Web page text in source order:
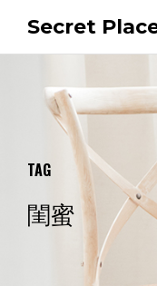
Secret
TAG
閨蜜